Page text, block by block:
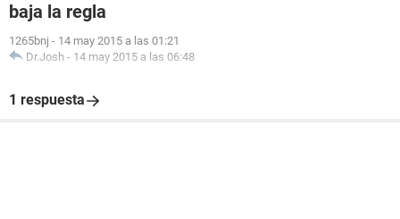
baja la regla
1265bnj - 14 may 2015 a las 01:21
Dr.Josh - 14 may 2015 a las 06:48
1 respuesta